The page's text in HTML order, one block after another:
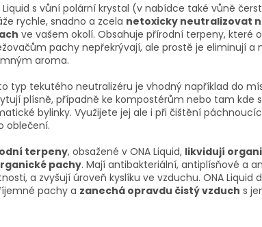
Liquid s vůní polární krystal (v nabídce také vůně
rychle, snadno a zcela netoxicky neutralizovat
ve vašem okolí. Obsahuje přírodní terpeny, které
pachy nepřekrývají, ale prostě je eliminují a
aroma.
typ tekutého neutralizéru je vhodný například do
plísně, případně ke kompostérům nebo tam kde
bylinky. Využijete jej ale i při čištění
oblečení.
terpeny, obsažené v ONA Liquid, likvidují
pachy. Mají antibakteriální, antiplísňové a
a zvyšují úroveň kyslíku ve vzduchu. ONA Liquid
pachy a zanechá opravdu čistý vzduch s